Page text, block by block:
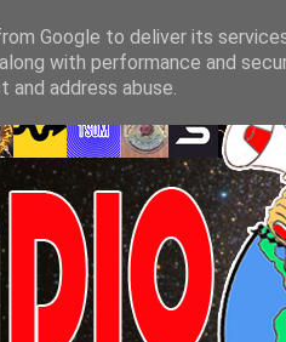
Google to deliver its
with performance and
address abuse.